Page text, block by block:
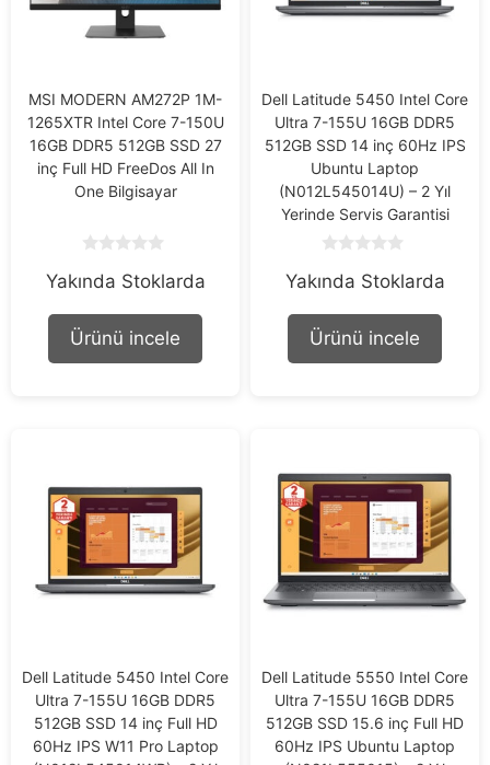
MSI MODERN AM272P 1M-
1265XTR Intel Core 7-150U
16GB DDR5 512GB SSD 27
inç Full HD FreeDos All In
One Bilgisayar
o
t
f
Yakında Stoklarda
Ürünü incele
Dell Latitude 5450 Intel Core
Ultra 7-155U 16GB DDR5
512GB SSD 14 inç 60Hz IPS
Ubuntu Laptop
(N012L545014U) – 2 Yıl
Yerinde Servis Garantisi
o
t
f
Yakında Stoklarda
Ürünü incele
Dell Latitude 5450 Intel Core
Ultra 7-155U 16GB DDR5
512GB SSD 14 inç Full HD
60Hz IPS W11 Pro Laptop
Dell Latitude 5550 Intel Core
Ultra 7-155U 16GB DDR5
512GB SSD 15.6 inç Full HD
60Hz IPS Ubuntu Laptop